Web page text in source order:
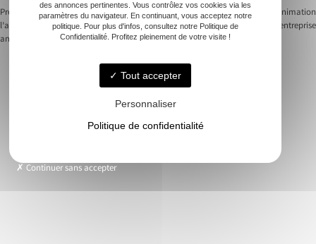
Navigation
Previous:
Faire appel à un DJ pour
l’animation musicale de votre
anniversaire
Next: Comment choisir une animation
musicale pour votre soirée d’entreprise
Accueil
Demande de devis
Contact
des annonces pertinentes. Vous contrôlez vos cookies via les
paramètres du navigateur. En continuant, vous acceptez notre
politique. Pour plus d'infos, consultez notre Politique de
Confidentialité. Profitez pleinement de votre visite !
Tout accepter
Personnaliser
Politique de confidentialité
Continuer sans accepter